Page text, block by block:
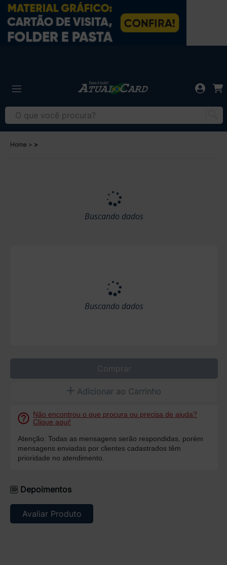
Home
Buscando dados
Buscando dados
Comprar
Adicionar ao Carrinho
Não encontrou o que procura ou precisa de ajuda?
Clique aqui!
Atenção: Todas as mensagens serão respondidas, porém
mensagens enviadas por clientes cadastrados têm
prioridade no atendimento.
Depoimentos
Avaliar Produto